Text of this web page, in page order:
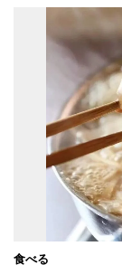
食べる